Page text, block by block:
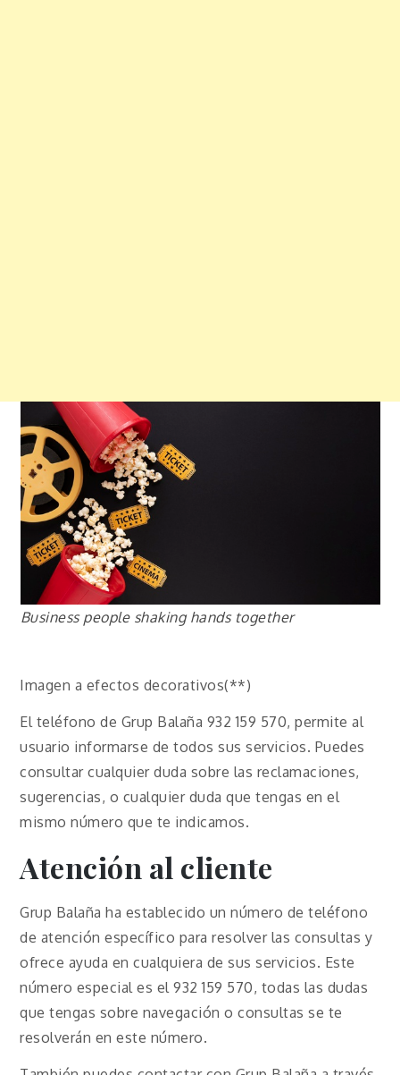
Business people shaking hands together
Imagen a efectos decorativos(**)
El teléfono de Grup Balaña 932 159 570, permite al
usuario informarse de todos sus servicios. Puedes
consultar cualquier duda sobre las reclamaciones,
sugerencias, o cualquier duda que tengas en el
mismo número que te indicamos.
Atención al cliente
Grup Balaña ha establecido un número de teléfono
de atención específico para resolver las consultas y
ofrece ayuda en cualquiera de sus servicios. Este
número especial es el 932 159 570, todas las dudas
que tengas sobre navegación o consultas se te
resolverán en este número.